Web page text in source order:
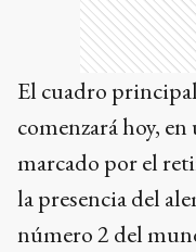
El cuadro
comenzará hoy,
marcado por el
la presencia del
número 2 del